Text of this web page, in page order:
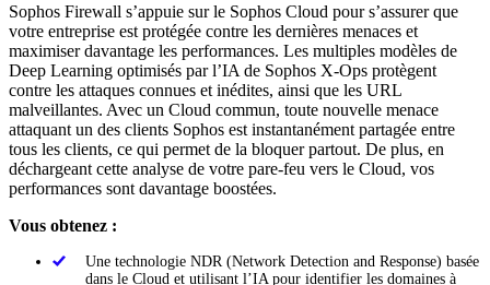
Sophos Firewall s’appuie sur le Sophos Cloud pour s’assurer que
votre entreprise est protégée contre les dernières menaces et
maximiser davantage les performances. Les multiples modèles de
Deep Learning optimisés par l’IA de Sophos X-Ops protègent
contre les attaques connues et inédites, ainsi que les URL
malveillantes. Avec un Cloud commun, toute nouvelle menace
attaquant un des clients Sophos est instantanément partagée entre
tous les clients, ce qui permet de la bloquer partout. De plus, en
déchargeant cette analyse de votre pare-feu vers le Cloud, vos
performances sont davantage boostées.
Vous obtenez :
Une technologie NDR (Network Detection and Response) basée
dans le Cloud et utilisant l’IA pour identifier les domaines à